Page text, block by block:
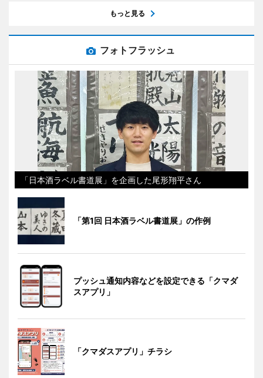
もっと見る
フォトフラッシュ
「日本酒ラベル書道展」を企画した尾形翔平さん
「第1回 日本酒ラベル書道展」の作例
プッシュ通知内容などを設定できる「クマダ
スアプリ」
「クマダスアプリ」チラシ